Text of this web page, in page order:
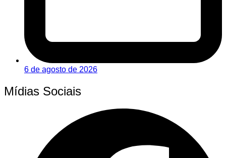
6 de agosto de 2026
Mídias Sociais